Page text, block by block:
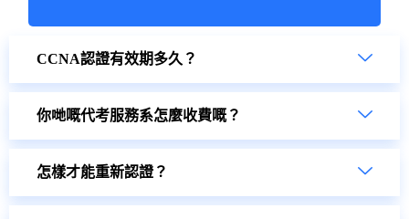
CCNA認證有效期多久？
你哋嘅代考服務系怎麼收費嘅？
怎樣才能重新認證？